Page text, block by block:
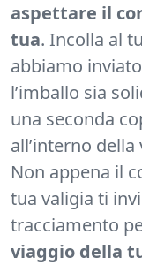
aspettare il
tua. Incolla al
abbiamo
l’imballo sia
una seconda
all’interno della
Non appena il
tua valigia ti
tracciamento
viaggio della